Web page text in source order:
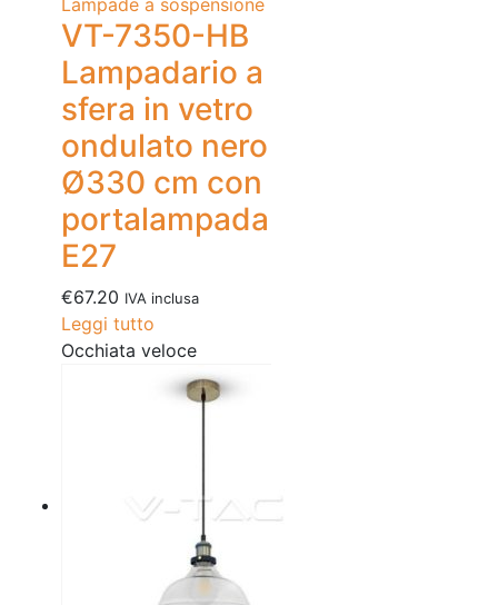
Lampade a sospensione
VT-7350-HB
Lampadario a
sfera in vetro
ondulato nero
Ø330 cm con
portalampada
E27
€67.20 IVA inclusa
Leggi tutto
Occhiata veloce